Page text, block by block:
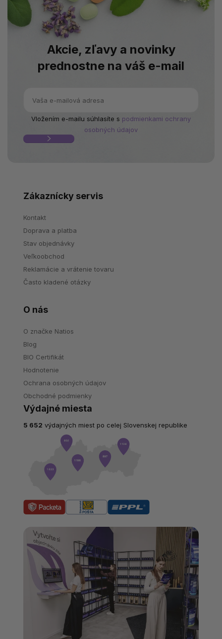
Akcie, zľavy a novinky
prednostne na váš e-mail
Vložením e-mailu súhlasíte s podmienkami ochrany
osobných údajov
Zákaznícky servis
Kontakt
Doprava a platba
Stav objednávky
Veľkoobchod
Reklamácie a vrátenie tovaru
Často kladené otázky
O nás
O značke Natios
Blog
BIO Certifikát
Hodnotenie
Ochrana osobných údajov
Obchodné podmienky
Výdajné miesta
5 652 výdajných miest po celej Slovenskej republike